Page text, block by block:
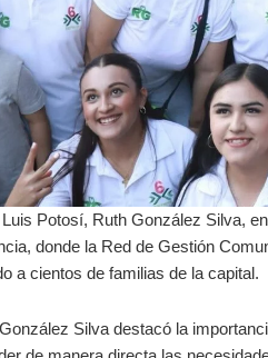
Potosí, Ruth González Silva,
donde la Red de Gestión
a cientos de familias de la capital.
Silva destacó la